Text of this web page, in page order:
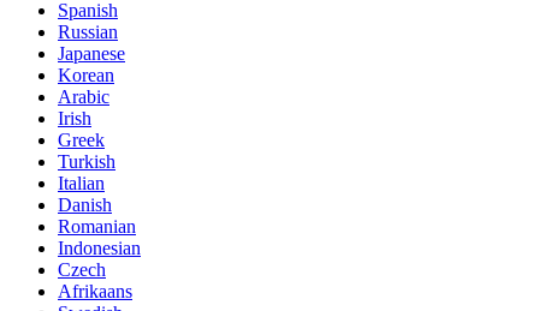
Spanish
Russian
Japanese
Korean
Arabic
Irish
Greek
Turkish
Italian
Danish
Romanian
Indonesian
Czech
Afrikaans